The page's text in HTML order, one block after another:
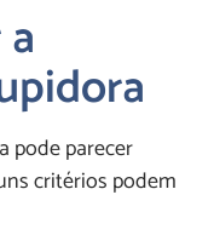
pode parecer
critérios podem